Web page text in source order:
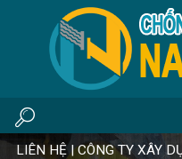
LIÊN HỆ | CÔNG TY XÂY